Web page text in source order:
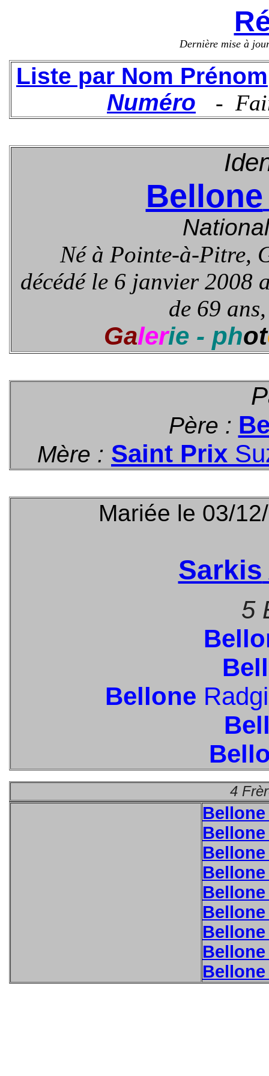
Dernière mise à
Liste par Nom Prénom
Numéro
-
Bellone
Né à Pointe-à-Pitre,
décédé le 6 janvier 2008
de 69
Galerie - phot
Père :
Mère : Saint Prix
Mariée le 03/
Sarkis
5
Bellone
4